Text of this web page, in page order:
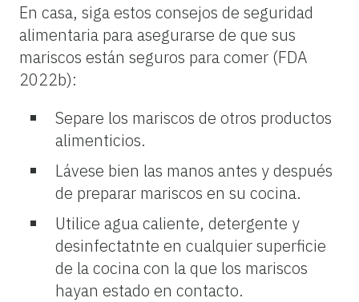
En casa, siga estos consejos de seguridad
alimentaria para asegurarse de que sus
mariscos están seguros para comer (FDA
2022b):
Separe los mariscos de otros productos
alimenticios.
Lávese bien las manos antes y después
de preparar mariscos en su cocina.
Utilice agua caliente, detergente y
desinfectatnte en cualquier superficie
de la cocina con la que los mariscos
hayan estado en contacto.